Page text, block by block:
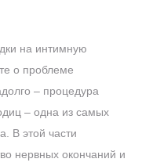
на интимную
о проблеме
– процедура
– одна из самых
В этой части
нервных окончаний и